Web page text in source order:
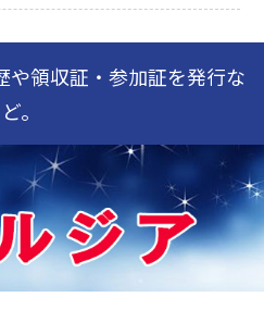
や領収証・参加証を発行な
ど。